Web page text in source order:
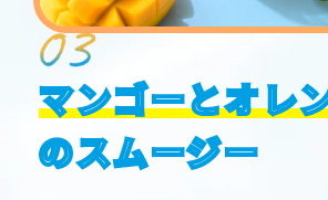
マンゴーとオレ
のスムージー